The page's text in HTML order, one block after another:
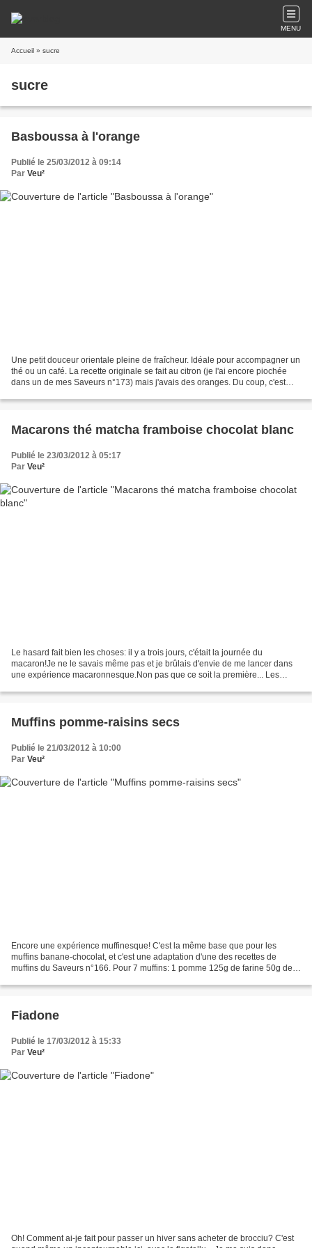
MENU
Accueil » sucre
sucre
Basboussa à l'orange
Publié le 25/03/2012 à 09:14
Par Veu²
Une petit douceur orientale pleine de fraîcheur. Idéale pour accompagner un
thé ou un café. La recette originale se fait au citron (je l'ai encore piochée
dans un de mes Saveurs n°173) mais j'avais des oranges. Du coup, c'est
Macarons thé matcha framboise chocolat blanc
Publié le 23/03/2012 à 05:17
Par Veu²
Le hasard fait bien les choses: il y a trois jours, c'était la journée du
macaron!Je ne le savais même pas et je brûlais d'envie de me lancer dans
une expérience macaronnesque.Non pas que ce soit la première... Les
Muffins pomme-raisins secs
Publié le 21/03/2012 à 10:00
Par Veu²
Encore une expérience muffinesque! C'est la même base que pour les
muffins banane-chocolat, et c'est une adaptation d'une des recettes de
muffins du Saveurs n°166. Pour 7 muffins: 1 pomme 125g de farine 50g de
Fiadone
Publié le 17/03/2012 à 15:33
Par Veu²
Oh! Comment ai-je fait pour passer un hiver sans acheter de brocciu? C'est